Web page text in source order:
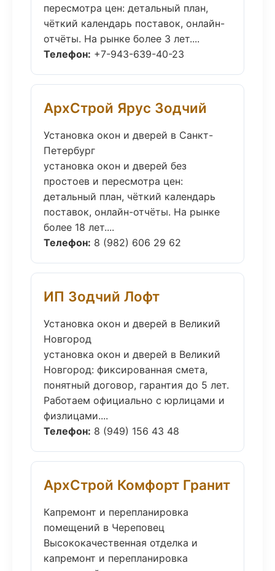
пересмотра цен: детальный план,
чёткий календарь поставок, онлайн-
отчёты. На рынке более 3 лет....
Телефон: +7-943-639-40-23
АрхСтрой Ярус Зодчий
Установка окон и дверей в Санкт-
Петербург
установка окон и дверей без
простоев и пересмотра цен:
детальный план, чёткий календарь
поставок, онлайн-отчёты. На рынке
более 18 лет....
Телефон: 8 (982) 606 29 62
ИП Зодчий Лофт
Установка окон и дверей в Великий
Новгород
установка окон и дверей в Великий
Новгород: фиксированная смета,
понятный договор, гарантия до 5 лет.
Работаем официально с юрлицами и
физлицами....
Телефон: 8 (949) 156 43 48
АрхСтрой Комфорт Гранит
Капремонт и перепланировка
помещений в Череповец
Высококачественная отделка и
капремонт и перепланировка